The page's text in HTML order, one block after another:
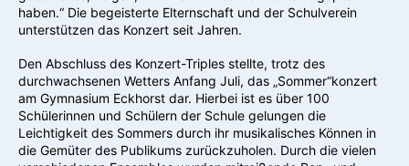
haben.“ Die begeisterte Elternschaft und der Schulverein
unterstützen das Konzert seit Jahren.
Den Abschluss des Konzert-Triples stellte, trotz des
durchwachsenen Wetters Anfang Juli, das „Sommer“konzert
am Gymnasium Eckhorst dar. Hierbei ist es über 100
Schülerinnen und Schülern der Schule gelungen die
Leichtigkeit des Sommers durch ihr musikalisches Können in
die Gemüter des Publikums zurückzuholen. Durch die vielen